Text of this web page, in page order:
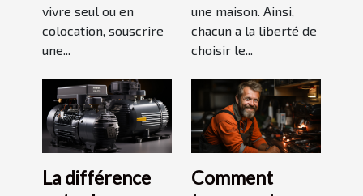
vivre seul ou en
colocation, souscrire
une...
une maison. Ainsi,
chacun a la liberté de
choisir le...
La différence
Comment